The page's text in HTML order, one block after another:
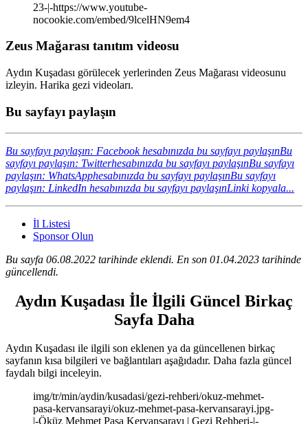
23-|-https://www.youtube-
nocookie.com/embed/9lcelHN9em4
Zeus Mağarası tanıtım videosu
Aydın Kuşadası görülecek yerlerinden Zeus Mağarası videosunu
izleyin. Harika gezi videoları.
Bu sayfayı paylaşın
Bu sayfayı paylaşın: Facebook hesabınızda bu sayfayı paylaşınBu
sayfayı paylaşın: Twitterhesabınızda bu sayfayı paylaşınBu sayfayı
paylaşın: WhatsApphesabınızda bu sayfayı paylaşınBu sayfayı
paylaşın: LinkedIn hesabınızda bu sayfayı paylaşınLinki kopyala...
İl Listesi
Sponsor Olun
Bu sayfa 06.08.2022 tarihinde eklendi. En son 01.04.2023 tarihinde
güncellendi.
Aydın Kuşadası İle İlgili Güncel Birkaç
Sayfa Daha
Aydın Kuşadası ile ilgili son eklenen ya da güncellenen birkaç
sayfanın kısa bilgileri ve bağlantıları aşağıdadır. Daha fazla güncel
faydalı bilgi inceleyin.
img/tr/min/aydin/kusadasi/gezi-rehberi/okuz-mehmet-
pasa-kervansarayi/okuz-mehmet-pasa-kervansarayi.jpg-
|-Öküz Mehmet Paşa Kervansarayı | Gezi Rehberi-|-